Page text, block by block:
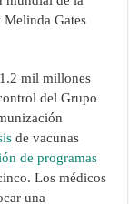
Gates
mil millones
del Grupo
de vacunas
de programas
Los médicos
una